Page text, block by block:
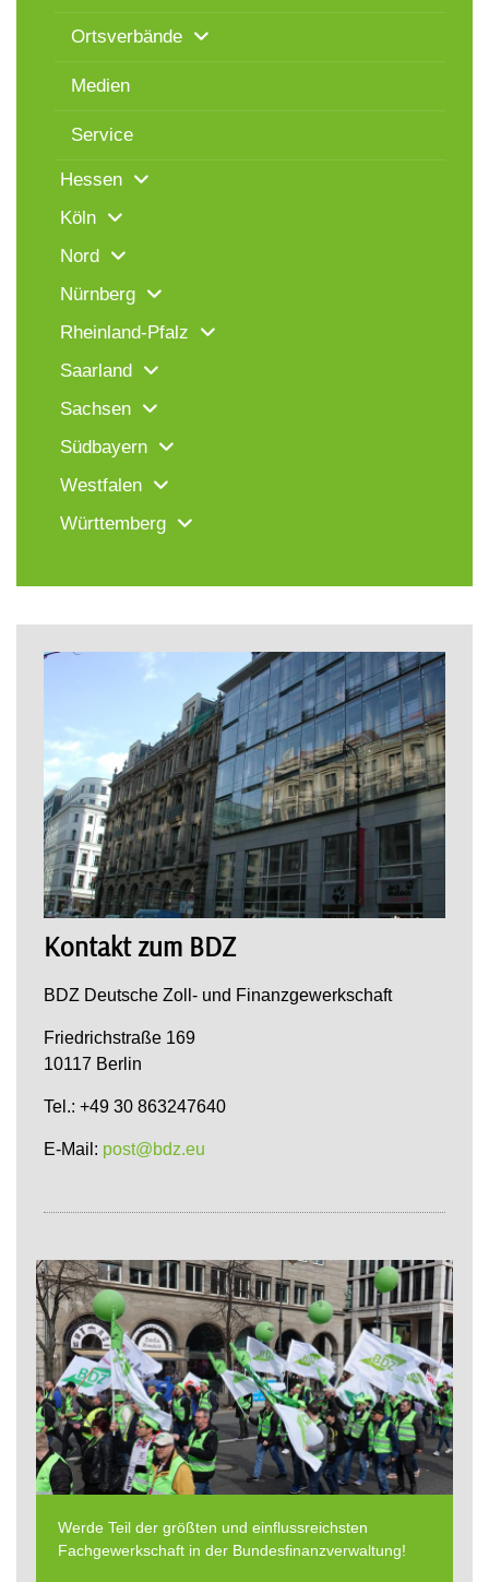
Ortsverbände
Medien
Service
Hessen
Köln
Nord
Nürnberg
Rheinland-Pfalz
Saarland
Sachsen
Südbayern
Westfalen
Württemberg
Kontakt zum BDZ
BDZ Deutsche Zoll- und Finanzgewerkschaft
Friedrichstraße 169
10117 Berlin
Tel.: +49 30 863247640
E-Mail: post@bdz.eu
Werde Teil der größten und einflussreichsten
Fachgewerkschaft in der Bundesfinanzverwaltung!